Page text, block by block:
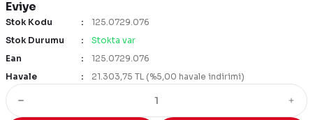
Eviye
Stok Kodu
125.0729.076
Stok Durumu
Stokta var
Ean
125.0729.076
Havale
21.303,75 TL (%5,00 havale indirimi)